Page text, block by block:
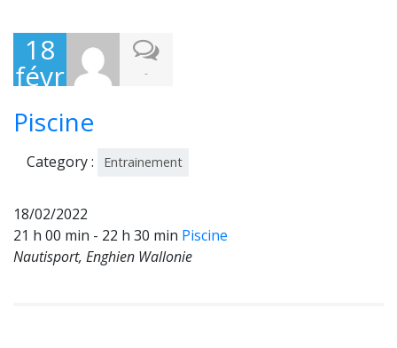
18
févr
202
2
-
Piscine
Category : Entrainement
18/02/2022
21 h 00 min - 22 h 30 min Piscine
Nautisport, Enghien Wallonie